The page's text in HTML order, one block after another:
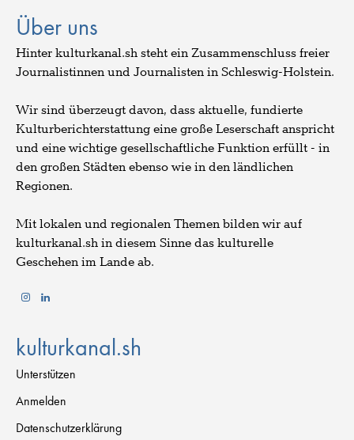
Über uns
Hinter kulturkanal.sh steht ein Zusammenschluss freier
Journalistinnen und Journalisten in Schleswig-Holstein.
Wir sind überzeugt davon, dass aktuelle, fundierte
Kulturberichterstattung eine große Leserschaft anspricht
und eine wichtige gesellschaftliche Funktion erfüllt - in
den großen Städten ebenso wie in den ländlichen
Regionen.
Mit lokalen und regionalen Themen bilden wir auf
kulturkanal.sh in diesem Sinne das kulturelle
Geschehen im Lande ab.
kulturkanal.sh
Unterstützen
Anmelden
Datenschutzerklärung